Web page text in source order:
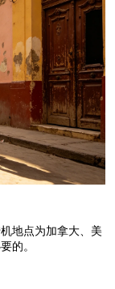
地点为加拿大、美
的。